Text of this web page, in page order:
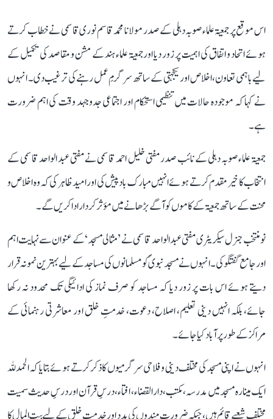
اس موقع پر جمعیۃ علماء صوبہ دہلی کے صدر مولانا محمد قاسم نوری قاسمی نے خطاب کرتے
ہوئے اتحاد و اتفاق کی اہمیت پر زور دیا اور جمعیۃ علماء ہند کے مشن و مقاصد کی تکمیل کے
لیے باہمی تعاون، اخلاص اور یکجہتی کے ساتھ سرگرمِ عمل رہنے کی ترغیب دی۔ انہوں
نے کہا کہ موجودہ حالات میں تنظیمی استحکام اور اجتماعی جدوجہد وقت کی اہم ضرورت
ہے۔
جمعیۃ علماء صوبہ دہلی کے نائب صدر مفتی خلیل احمد قاسمی نے مفتی عبد الواحد قاسمی کے
انتخاب کا خیر مقدم کرتے ہوئے انہیں مبارک باد پیش کی اور امید ظاہر کی کہ وہ اخلاص و
محنت کے ساتھ جمعیۃ کے کاموں کو آگے بڑھانے میں مؤثر کردار ادا کریں گے۔
نو منتخب جنرل سیکریٹری مفتی عبد الواحد قاسمی نے ’مثالی مسجد‘ کے عنوان سے نہایت اہم
اور جامع گفتگو کی۔ انہوں نے مسجد نبویؐ کو مسلمانوں کی مساجد کے لیے بہترین نمونہ قرار
دیتے ہوئے اس بات پر زور دیا کہ مساجد کو صرف نماز کی ادائیگی تک محدود نہ رکھا
جائے، بلکہ انہیں دینی تعلیم، اصلاح، دعوت، خدمتِ خلق اور معاشرتی رہنمائی کے
مراکز کے طور پر آباد کیا جائے۔
انہوں نے اپنی مسجد کی مختلف دینی و فلاحی سرگرمیوں کا ذکر کرتے ہوئے بتایا کہ الحمدللہ
ایک مینارہ مسجد میں مدرسہ، مکتب، دارالقضاء، افتاء، درسِ قرآن اور درسِ حدیث سمیت